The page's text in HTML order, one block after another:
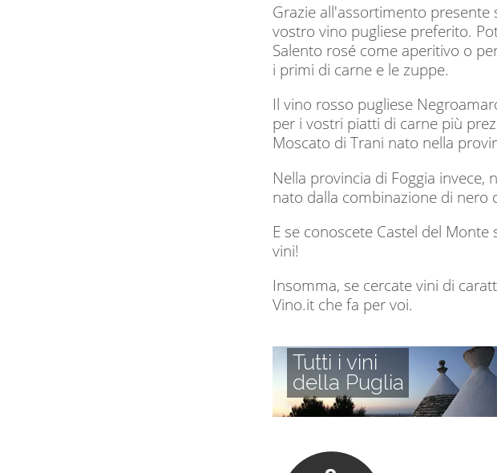
Grazie all'assortimento
vostro vino pugliese preferito.
Salento rosé come aperitivo o
i primi di carne e le zuppe.
Il vino rosso pugliese
per i vostri piatti di carne più
Moscato di Trani nato nella
Nella provincia di Foggia
nato dalla combinazione di nero
E se conoscete Castel del
vini!
Insomma, se cercate vini di
Vino.it che fa per voi.
Tutti i vini
della Puglia